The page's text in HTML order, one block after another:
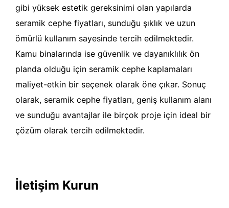
gibi yüksek estetik gereksinimi olan yapılarda
seramik cephe fiyatları, sunduğu şıklık ve uzun
ömürlü kullanım sayesinde tercih edilmektedir.
Kamu binalarında ise güvenlik ve dayanıklılık ön
planda olduğu için seramik cephe kaplamaları
maliyet-etkin bir seçenek olarak öne çıkar. Sonuç
olarak, seramik cephe fiyatları, geniş kullanım alanı
ve sunduğu avantajlar ile birçok proje için ideal bir
çözüm olarak tercih edilmektedir.
İletişim Kurun